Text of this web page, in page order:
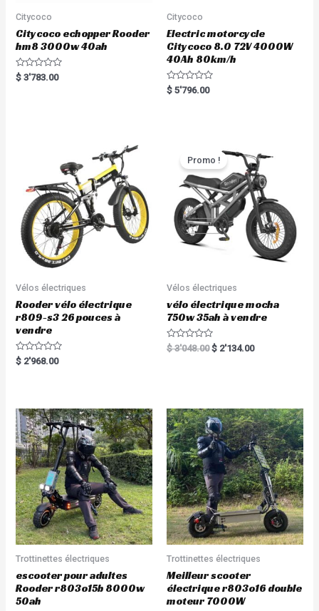
Citycoco
Citycoco echopper Rooder
hm8 3000w 40ah
R
a
$ 3'783.00
Citycoco
Electric motorcycle
Citycoco 8.0 72V 4000W
40Ah 80km/h
R
a
$ 5'796.00
Vélos électriques
Rooder vélo électrique
r809-s3 26 pouces à
vendre
R
a
o
u
t
o
f
5
$ 2'968.00
Promo !
Vélos électriques
vélo électrique mocha
750w 35ah à vendre
R
a
t
o
f
5
$3'048.00 $ 2'134.00
Trottinettes électriques
escooter pour adultes
Rooder r803o15b 8000w
50ah
Trottinettes électriques
Meilleur scooter
électrique r803o16 double
moteur 7000W